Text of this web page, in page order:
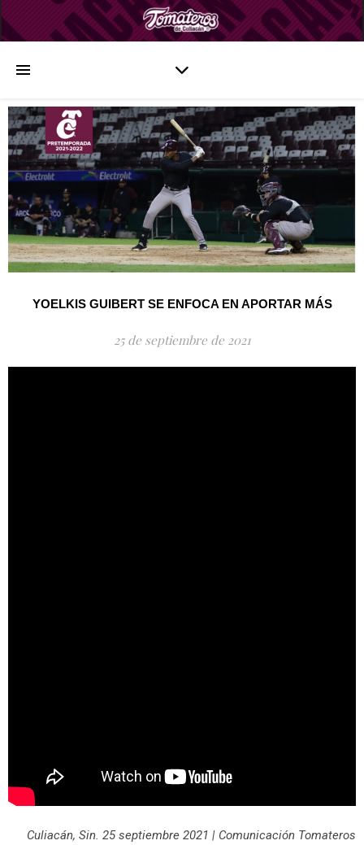
YOELKIS GUIBERT SE ENFOCA EN APORTAR MÁS
25 de septiembre de 2021
Culiacán, Sin. 25 septiembre 2021 | Comunicación Tomateros